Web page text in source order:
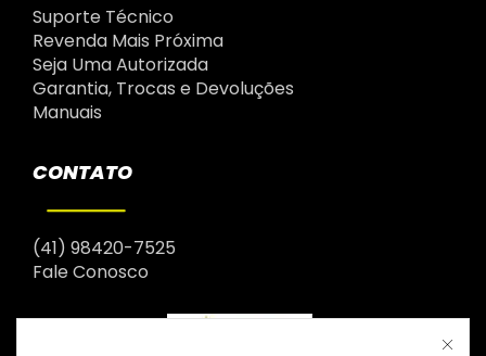
Suporte Técnico
Revenda Mais Próxima
Seja Uma Autorizada
Garantia, Trocas e Devoluções
Manuais
CONTATO
(41) 98420-7525
Fale Conosco